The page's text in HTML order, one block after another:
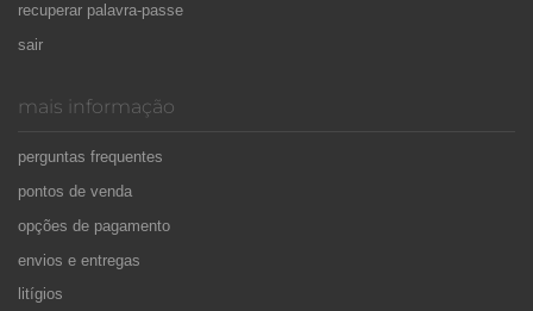
recuperar palavra-passe
sair
mais informação
perguntas frequentes
pontos de venda
opções de pagamento
envios e entregas
litígios